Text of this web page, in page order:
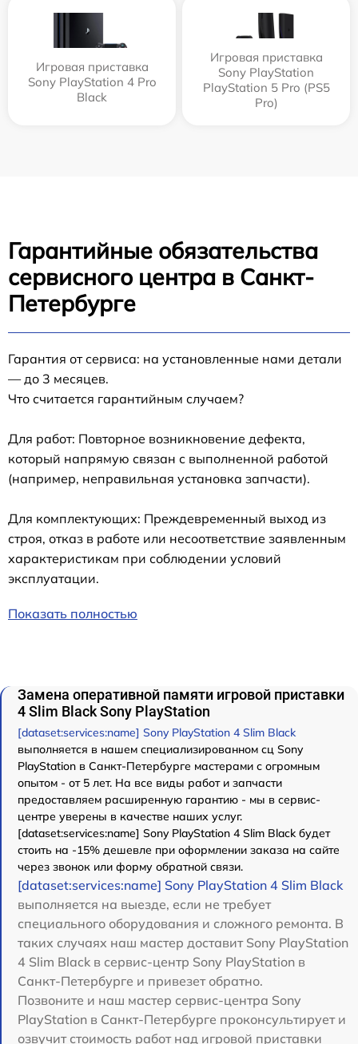
Игровая приставка
Sony PlayStation 4 Pro
Black
Игровая приставка
Sony PlayStation
PlayStation 5 Pro (PS5
Pro)
Гарантийные обязательства
сервисного центра в Санкт-
Петербурге
Гарантия от сервиса: на установленные нами детали
— до 3 месяцев.
Что считается гарантийным случаем?
Для работ: Повторное возникновение дефекта,
который напрямую связан с выполненной работой
(например, неправильная установка запчасти).
Для комплектующих: Преждевременный выход из
строя, отказ в работе или несоответствие заявленным
характеристикам при соблюдении условий
эксплуатации.
Показать полностью
Замена оперативной памяти игровой приставки
4 Slim Black Sony PlayStation
[dataset:services:name] Sony PlayStation 4 Slim Black
выполняется в нашем специализированном сц Sony
PlayStation в Санкт-Петербурге мастерами с огромным
опытом - от 5 лет. На все виды работ и запчасти
предоставляем расширенную гарантию - мы в сервис-
центре уверены в качестве наших услуг.
[dataset:services:name] Sony PlayStation 4 Slim Black будет
стоить на -15% дешевле при оформлении заказа на сайте
через звонок или форму обратной связи.
[dataset:services:name] Sony PlayStation 4 Slim Black
выполняется на выезде, если не требует
специального оборудования и сложного ремонта. В
таких случаях наш мастер доставит Sony PlayStation
4 Slim Black в сервис-центр Sony PlayStation в
Санкт-Петербурге и привезет обратно.
Позвоните и наш мастер сервис-центра Sony
PlayStation в Санкт-Петербурге проконсультирует и
озвучит стоимость работ над игровой приставки